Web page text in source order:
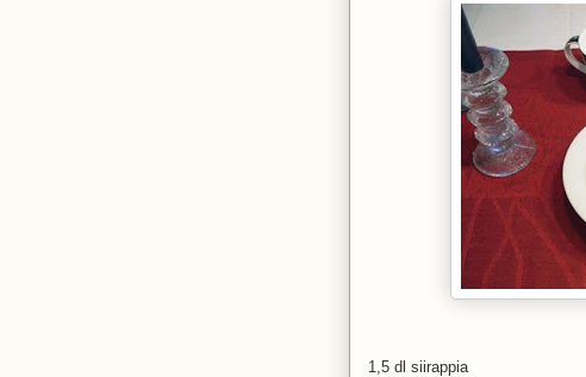
1,5 dl siirappia